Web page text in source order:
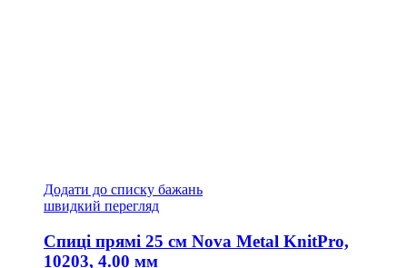
Додати до списку бажань
швидкий перегляд
Спиці прямі 25 см Nova Metal KnitPro,
10203, 4.00 мм